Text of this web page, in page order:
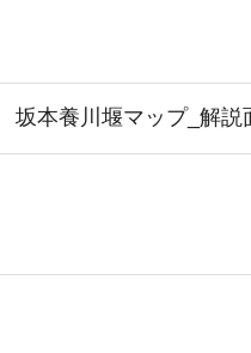
坂本養川堰マップ_解説